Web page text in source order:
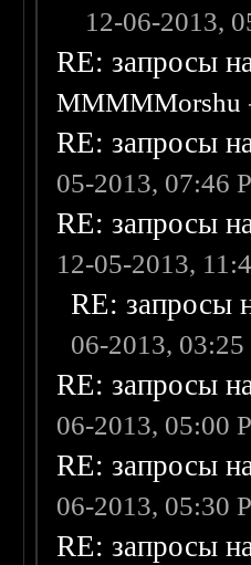
12-06-2013,
RE: запросы
MMMMMorshu
RE: запросы
05-2013, 07:46
RE: запросы
12-05-2013,
RE: запросы
06-2013,
RE: запросы
06-2013, 05:00
RE: запросы
06-2013, 05:30
RE: запросы